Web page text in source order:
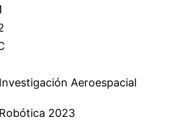
Aeroespacial
2023